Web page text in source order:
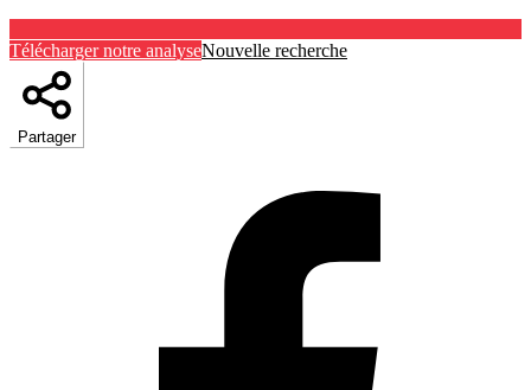
Télécharger notre analyseNouvelle recherche
Partager